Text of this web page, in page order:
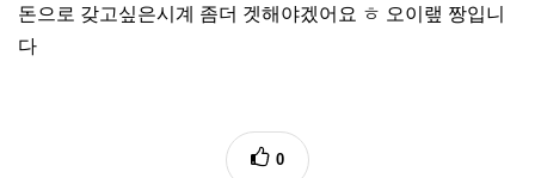
돈으로 갖고싶은시계 좀더 겟해야겠어요 ㅎ 오이랲 짱입니
다
0